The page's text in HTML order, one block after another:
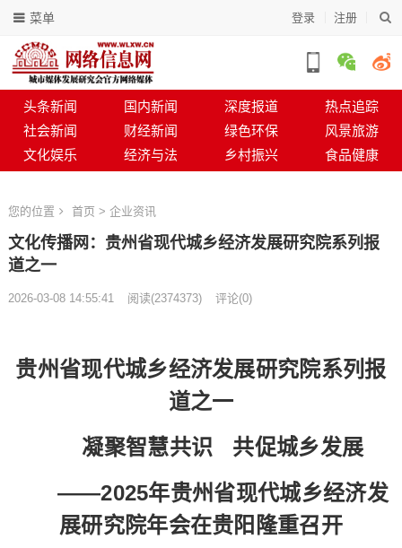
登录 注册
菜单
头条新闻 国内新闻 深度报道
热点追踪
社会新闻
财经新闻 绿色环保
风景旅游
文化娱乐
经济与法 乡村振兴 食品健康
您的位置 首页 > 企业资讯
文化传播网：贵州省现代城乡经济发展研究院系列报
道之一
2026-03-08 14:55:41 阅读(2374373) 评论(0)
贵州省现代城乡经济发展研究院系列报
道之一
凝聚智慧共识 共促城乡发展
——2025年贵州省现代城乡经济发
展研究院年会在贵阳隆重召开